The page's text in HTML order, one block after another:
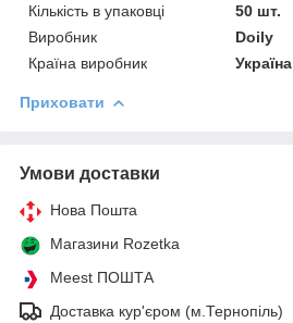
Кількість в упаковці
50 шт.
Виробник
Doily
Країна виробник
Україна
Приховати
Умови доставки
Нова Пошта
Магазини Rozetka
Meest ПОШТА
Доставка кур'єром (м.Тернопіль)